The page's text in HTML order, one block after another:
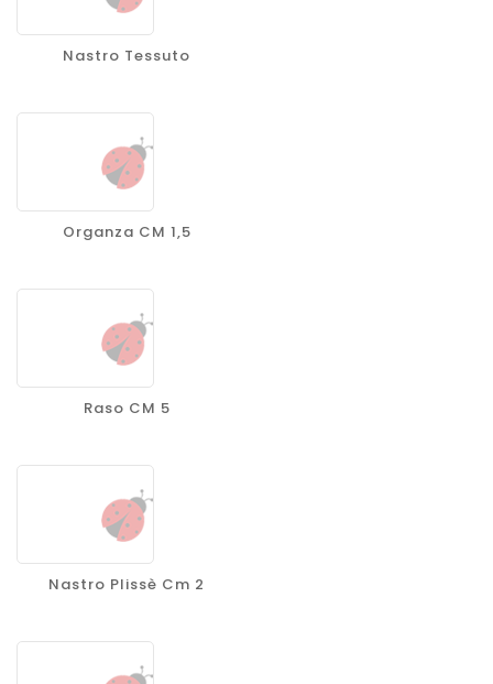
Nastro Tessuto
Organza CM 1,5
Raso CM 5
Nastro Plissè Cm 2